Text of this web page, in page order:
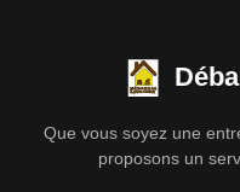
Que vous soyez une
proposons un